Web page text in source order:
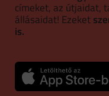
címeket, az útjaidat,
állásaidat! Ezeket
is.